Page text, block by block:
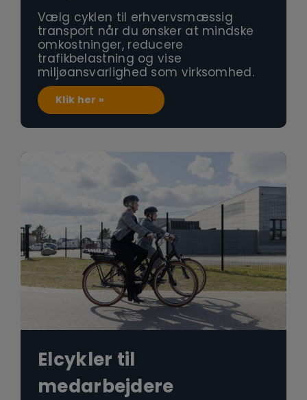
Vælg cyklen til erhvervsmæssig
transport når du ønsker at mindske
omkostninger, reducere
trafikbelastning og vise
miljøansvarlighed som virksomhed.
Klik her »
Elcykler til
medarbejdere